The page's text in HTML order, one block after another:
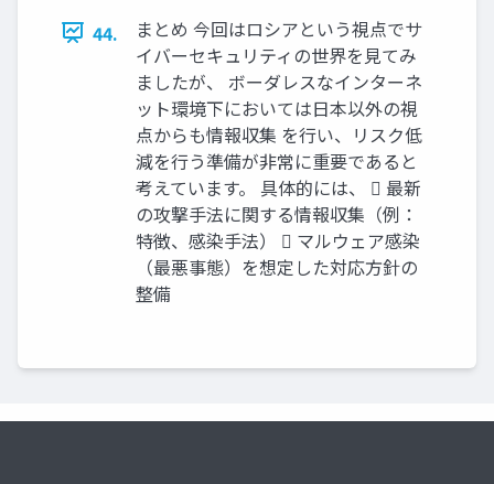
44.
まとめ 今回はロシアという視点でサ
イバーセキュリティの世界を見てみ
ましたが、 ボーダレスなインターネ
ット環境下においては日本以外の視
点からも情報収集 を行い、リスク低
減を行う準備が非常に重要であると
考えています。 具体的には、  最新
の攻撃手法に関する情報収集（例：
特徴、感染手法）  マルウェア感染
（最悪事態）を想定した対応方針の
整備